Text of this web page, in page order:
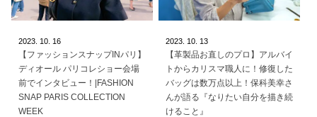
2023. 10. 16
【ファッションスナップINパリ】
ディオール パリコレショー会場
前でインタビュー！|FASHION
SNAP PARIS COLLECTION
WEEK
2023. 10. 13
【革製品お直しのプロ】アルバイ
トからカリスマ職人に！修復した
バッグは数万点以上！保科美幸さ
んが語る『なりたい自分を描き続
けること』